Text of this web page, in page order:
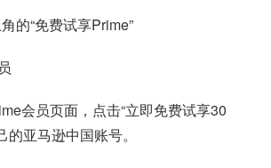
的“免费试享Prime”
会员页面，点击“立即免费试享30
的亚马逊中国账号。